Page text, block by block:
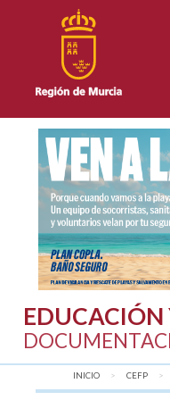
EDUCACIÓN
INICIO CEFP